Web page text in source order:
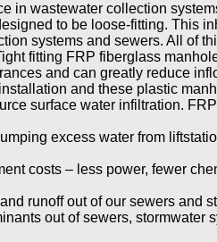
in wastewater collection
to be loose-fitting. This
systems and sewers. All of
fitting FRP fiberglass
and can greatly reduce
and these plastic
surface water infiltration.
excess water from
costs – less power, fewer
runoff out of our sewers and
out of sewers, stormwater